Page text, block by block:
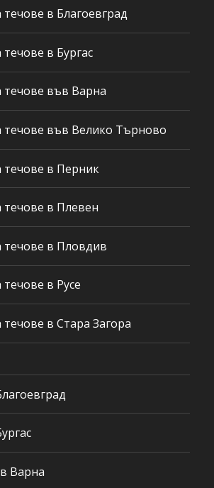
в Благоевград
в Бургас
във Варна
течове във Велико Търново
в Перник
в Плевен
в Пловдив
в Русе
в Стара Загора
Варна